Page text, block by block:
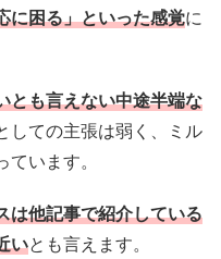
に困る」といった感覚に
とも言えない中途半端な
しての主張は弱く、ミル
います。
は他記事で紹介している
いとも言えます。